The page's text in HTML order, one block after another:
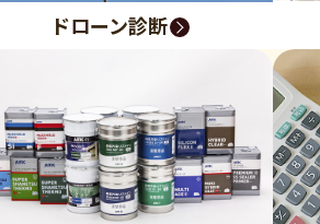
ドローン診断